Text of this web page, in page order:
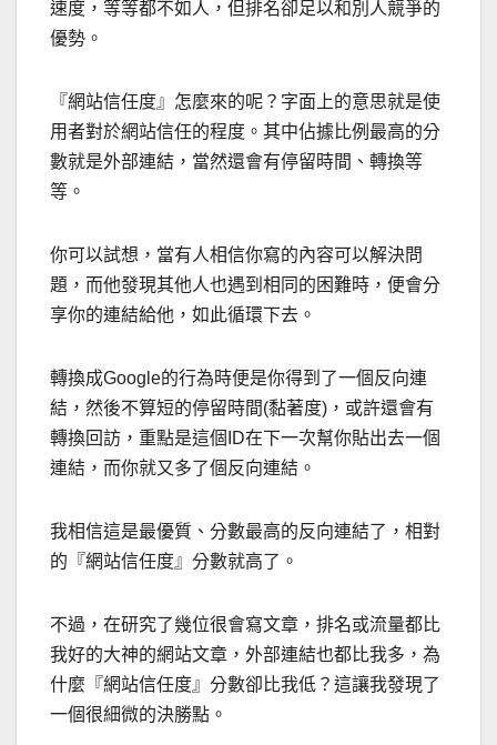
速度，等等都不如人，但排名卻足以和別人競爭的
優勢。
『網站信任度』怎麼來的呢？字面上的意思就是使
用者對於網站信任的程度。其中佔據比例最高的分
數就是外部連結，當然還會有停留時間、轉換等
等。
你可以試想，當有人相信你寫的內容可以解決問
題，而他發現其他人也遇到相同的困難時，便會分
享你的連結給他，如此循環下去。
轉換成Google的行為時便是你得到了一個反向連
結，然後不算短的停留時間(黏著度)，或許還會有
轉換回訪，重點是這個ID在下一次幫你貼出去一個
連結，而你就又多了個反向連結。
我相信這是最優質、分數最高的反向連結了，相對
的『網站信任度』分數就高了。
不過，在研究了幾位很會寫文章，排名或流量都比
我好的大神的網站文章，外部連結也都比我多，為
什麼『網站信任度』分數卻比我低？這讓我發現了
一個很細微的決勝點。